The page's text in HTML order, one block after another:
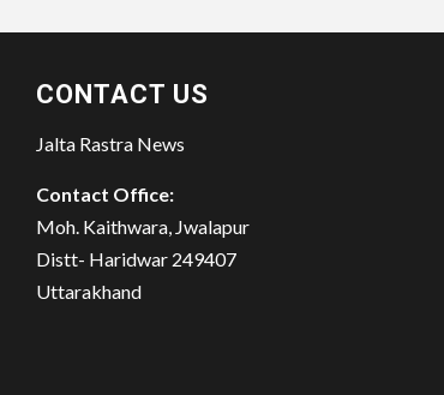
CONTACT US
Jalta Rastra News
Contact Office:
Moh. Kaithwara, Jwalapur
Distt- Haridwar 249407
Uttarakhand